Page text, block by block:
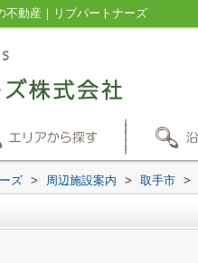
不動産｜リブパートナーズ
ズ > 周辺施設案内 > 取手市 >